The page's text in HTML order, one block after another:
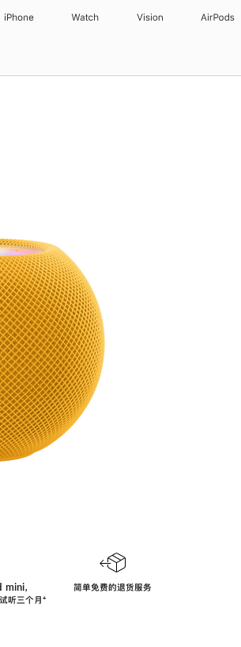
iPhone Watch Vision AirPods
，
听三个月脚
⁺
简单免费的退货服务